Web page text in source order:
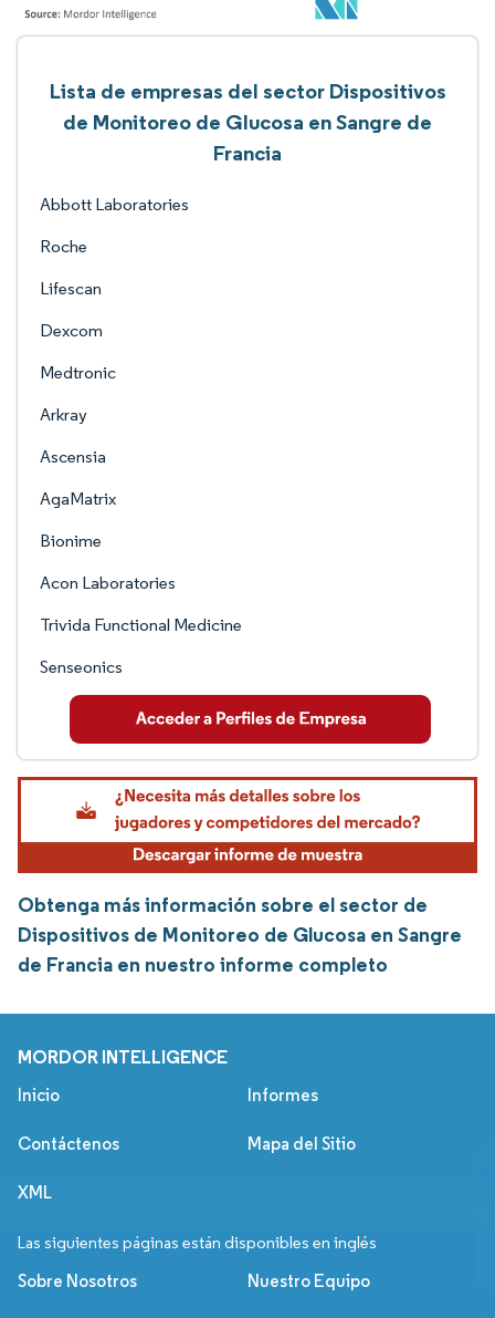
Lista de empresas del sector Dispositivos
de Monitoreo de Glucosa en Sangre de
Francia
Abbott Laboratories
Roche
Lifescan
Dexcom
Medtronic
Arkray
Ascensia
AgaMatrix
Bionime
Acon Laboratories
Trivida Functional Medicine
Senseonics
Obtenga más información sobre el sector de
Dispositivos de Monitoreo de Glucosa en Sangre
de Francia en nuestro informe completo
MORDOR INTELLIGENCE
Inicio Informes
Contáctenos Mapa del Sitio
XML
Las siguientes páginas están disponibles en inglés
Sobre Nosotros Nuestro Equipo